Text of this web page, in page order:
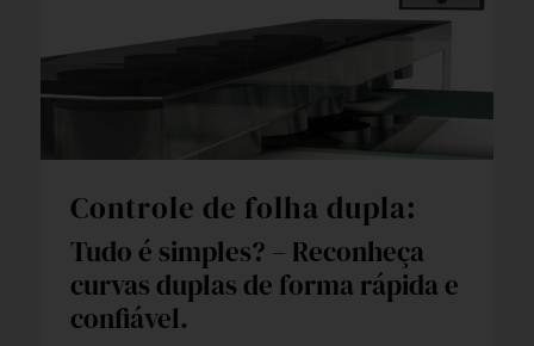
Controle de folha dupla:
Tudo é simples? – Reconheça
curvas duplas de forma rápida e
confiável.